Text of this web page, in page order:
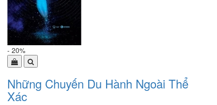
- 20%
Những Chuyến Du Hành Ngoài Thể
Xác